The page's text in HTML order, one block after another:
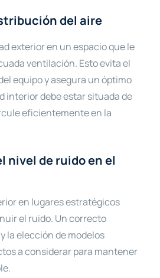
del aire
exterior en un espacio que le
ventilación. Esto evita el
equipo y asegura un óptimo
interior debe estar situada de
eficientemente en la
nivel de ruido en el
en lugares estratégicos
el ruido. Un correcto
la elección de modelos
a considerar para mantener